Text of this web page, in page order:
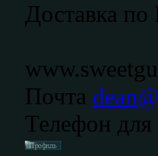
Доставка
Почта
Телефон для